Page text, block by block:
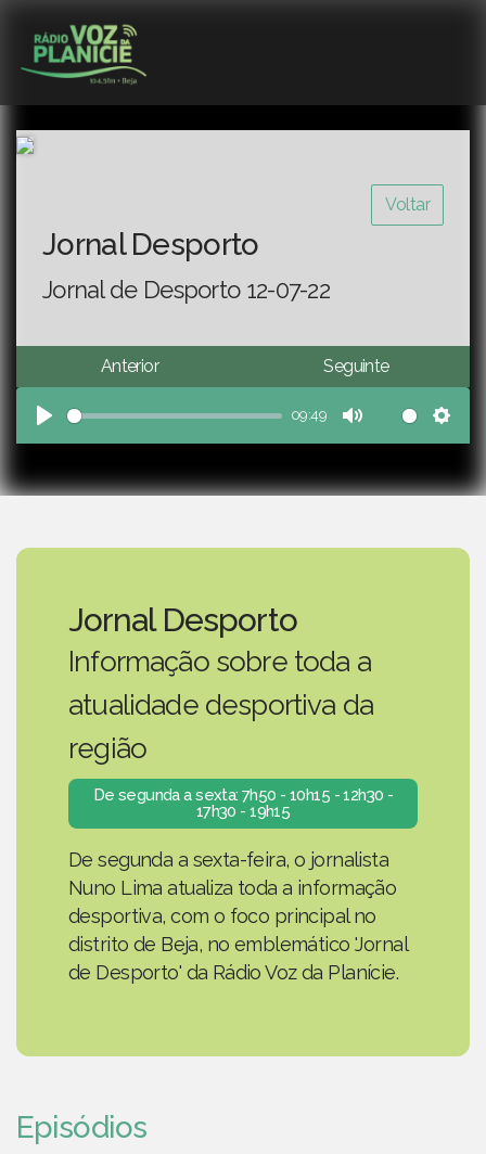
Voltar
Jornal Desporto
Jornal de Desporto 12-07-22
Anterior Seguinte
Play
09:49
Mute
Jornal Desporto
Informação sobre toda a
atualidade desportiva da
região
De segunda a sexta: 7h50 - 10h15 - 12h30 -
17h30 - 19h15
De segunda a sexta-feira, o jornalista
Nuno Lima atualiza toda a informação
desportiva, com o foco principal no
distrito de Beja, no emblemático 'Jornal
de Desporto' da Rádio Voz da Planície.
Episódios